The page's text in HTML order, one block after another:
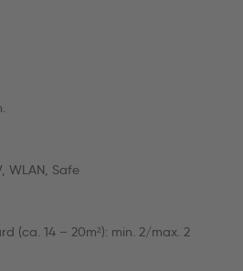
WLAN, Safe
(ca. 14 – 20m²): min. 2/max. 2